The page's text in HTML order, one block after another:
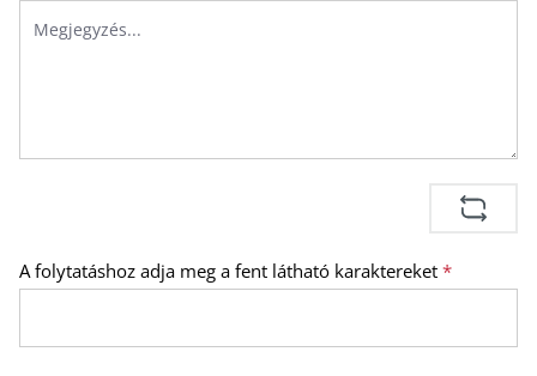
A folytatáshoz adja meg a fent látható karaktereket *